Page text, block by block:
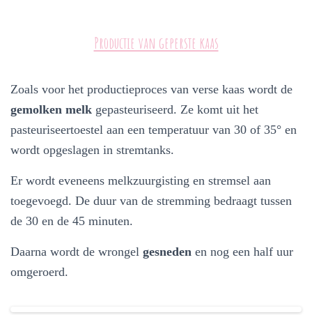
Productie van geperste kaas
Zoals voor het productieproces van verse kaas wordt de
gemolken melk gepasteuriseerd. Ze komt uit het
pasteuriseertoestel aan een temperatuur van 30 of 35° en
wordt opgeslagen in stremtanks.
Er wordt eveneens melkzuurgisting en stremsel aan
toegevoegd. De duur van de stremming bedraagt tussen
de 30 en de 45 minuten.
Daarna wordt de wrongel gesneden en nog een half uur
omgeroerd.